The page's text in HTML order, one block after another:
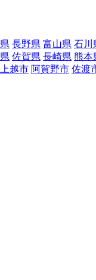
長野県 富山県 石川
佐賀県 長崎県 熊本
上越市 阿賀野市 佐渡